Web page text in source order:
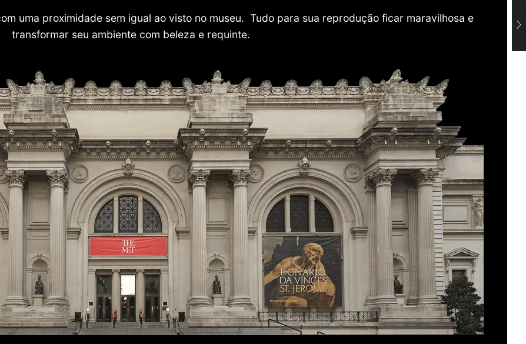
uma proximidade sem igual ao visto no museu. Tudo para sua reprodução ficar maravilhosa e
transformar seu ambiente com beleza e requinte.